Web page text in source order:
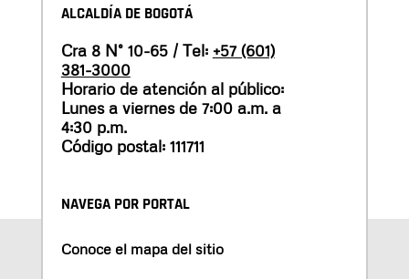
ALCALDÍA DE BOGOTÁ
Cra 8 N° 10-65 / Tel: +57 (601)
381-3000
Horario de atención al público:
Lunes a viernes de 7:00 a.m. a
4:30 p.m.
Código postal: 111711
NAVEGA POR PORTAL
Conoce el mapa del sitio